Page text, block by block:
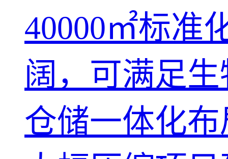
40000㎡标准
阔，可满足
仓储一体化